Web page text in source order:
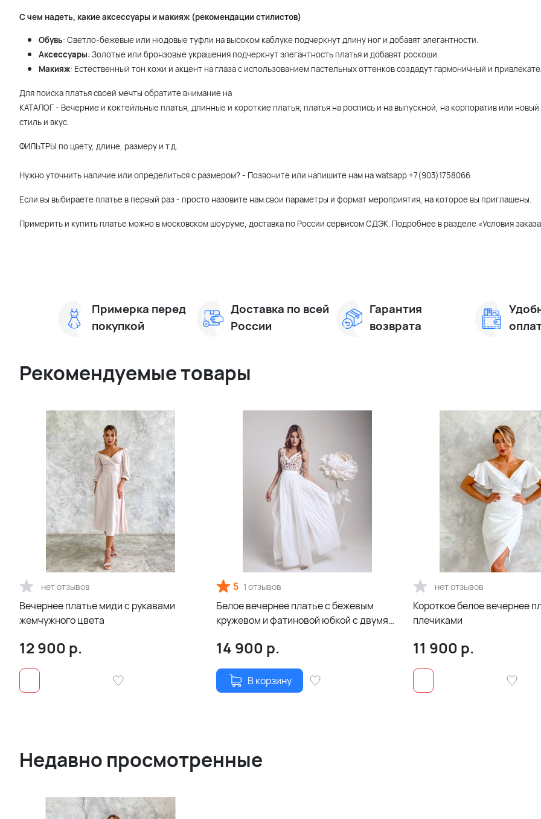
С чем надеть, какие аксессуары и макияж (рекомендации стилистов)
Обувь: Светло-бежевые или нюдовые туфли на высоком каблуке подчеркнут длину ног и добавят элегантности.
Аксессуары: Золотые или бронзовые украшения подчеркнут элегантность платья и добавят роскоши.
Макияж: Естественный тон кожи и акцент на глаза с использованием пастельных оттенков создадут гармоничный и
Для поиска платья своей мечты обратите внимание на
КАТАЛОГ - Вечерние и коктейльные платья, длинные и короткие платья, платья на роспись и на выпускной, на корпоратив или
стиль и вкус.
ФИЛЬТРЫ по цвету, длине, размеру и т.д.
Нужно уточнить наличие или определиться с размером? - Позвоните или напишите нам на watsapp +7(903)1758066
Если вы выбираете платье в первый раз - просто назовите нам свои параметры и формат мероприятия, на которое вы приглашены.
Примерить и купить платье можно в московском шоуруме, доставка по России сервисом СДЭК. Подробнее в разделе «Условия
Примерка перед
покупкой
Доставка по всей
России
Гарантия
возврата
Рекомендуемые товары
нет отзывов
Вечернее платье миди с рукавами
жемчужного цвета
12 900 р.
5 1 отзывов
Белое вечернее платье с бежевым
кружевом и фатиновой юбкой с двумя
14 900 р.
В корзину
нет отзывов
Короткое белое вечернее
плечиками
11 900 р.
Недавно просмотренные